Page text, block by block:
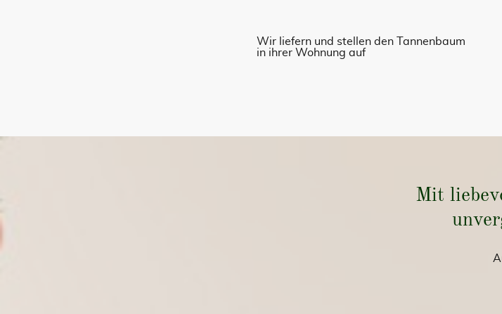
Wir liefern und stellen den Tannenbaum
in ihrer Wohnung auf
Mit